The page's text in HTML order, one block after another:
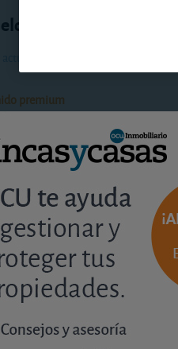
de documentos
premium
a OCU Inmobiliario
Tiempo de lectura: 2 min.